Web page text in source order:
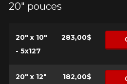
20" pouces
20" x 10"
- 5x127
283,00$
20" x 12"
182,00$